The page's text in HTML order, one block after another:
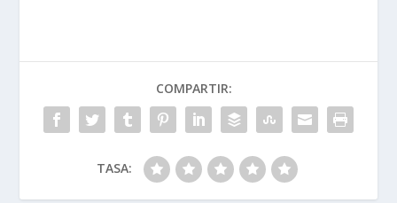
COMPARTIR:
TASA: